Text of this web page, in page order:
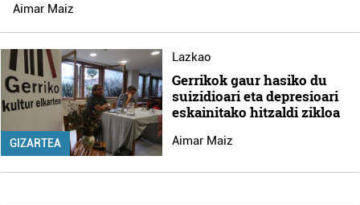
Aimar Maiz
GIZARTEA
Lazkao
Gerrikok gaur hasiko du
suizidioari eta depresioari
eskainitako hitzaldi zikloa
Aimar Maiz